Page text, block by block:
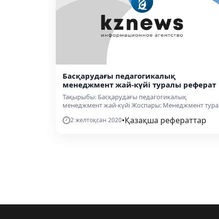
Басқарудағы педагогикалық
менеджмент жай-күйі туралы реферат
Тақырыбы: Басқарудағы педагогикалық
менеджмент жай-күйі Жоспары: Менеджмент
2 желтоқсан 2020•Қазақша рефераттар